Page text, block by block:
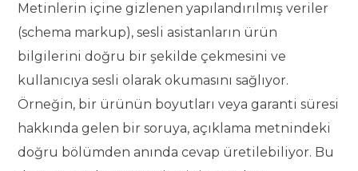
Metinlerin içine gizlenen yapılandırılmış veriler
(schema markup), sesli asistanların ürün
bilgilerini doğru bir şekilde çekmesini ve
kullanıcıya sesli olarak okumasını sağlıyor.
Örneğin, bir ürünün boyutları veya garanti süresi
hakkında gelen bir soruya, açıklama metnindeki
doğru bölümden anında cevap üretilebiliyor. Bu